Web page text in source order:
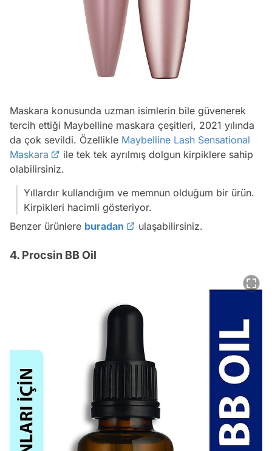
Maskara konusunda uzman isimlerin bile güvenerek
tercih ettiği Maybelline maskara çeşitleri, 2021 yılında
da çok sevildi. Özellikle Maybelline Lash Sensational
Maskara
ile tek tek ayrılmış dolgun kirpiklere sahip
olabilirsiniz.
Yıllardır kullandığım ve memnun olduğum bir ürün.
Kirpikleri hacimli gösteriyor.
Benzer ürünlere buradan ulaşabilirsiniz.
4. Procsin BB Oil